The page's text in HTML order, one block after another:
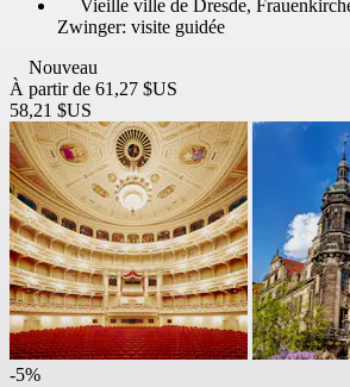
Vieille ville de Dresde,
Zwinger: visite guidée
Nouveau
À partir de 61,27 $US
58,21 $US
-5%